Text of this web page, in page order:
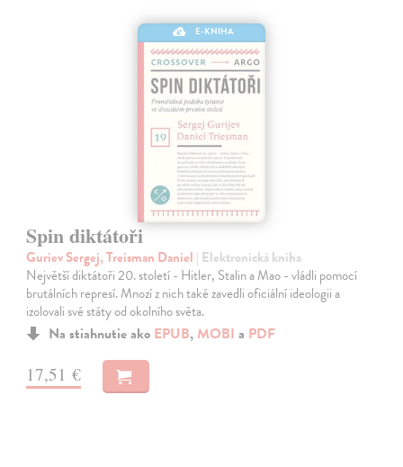
E-KNIHA
Spin diktátoři
Guriev Sergej, Treisman Daniel | Elektronická kniha
Největší diktátoři 20. století - Hitler, Stalin a Mao - vládli pomocí
brutálních represí. Mnozí z nich také zavedli oficiální ideologii a
izolovali své státy od okolního světa.
Na stiahnutie ako EPUB, MOBI a PDF
17,51 €